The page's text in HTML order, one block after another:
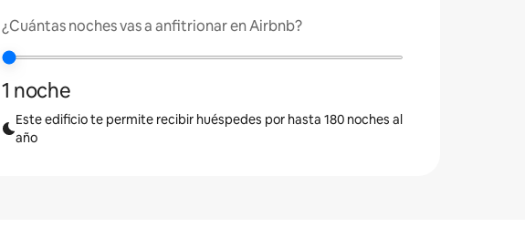
¿Cuántas noches vas a anfitrionar en Airbnb?
1 noche
Este edificio te permite recibir huéspedes por hasta 180 noches al
año